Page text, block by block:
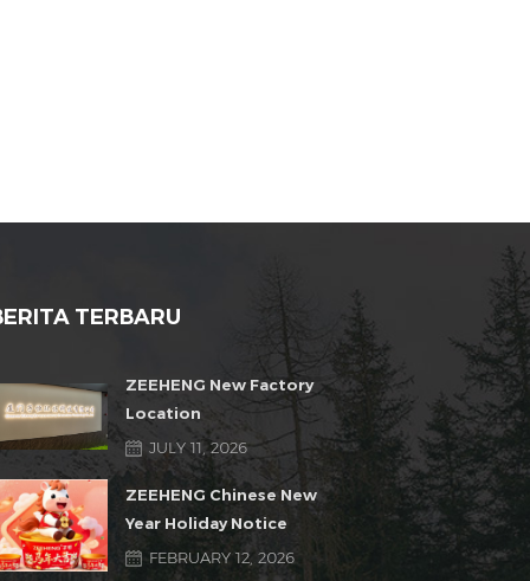
TERBARU
ZEEHENG New Factory
Location
JULY 11, 2026
ZEEHENG Chinese New
Year Holiday Notice
FEBRUARY 12, 2026